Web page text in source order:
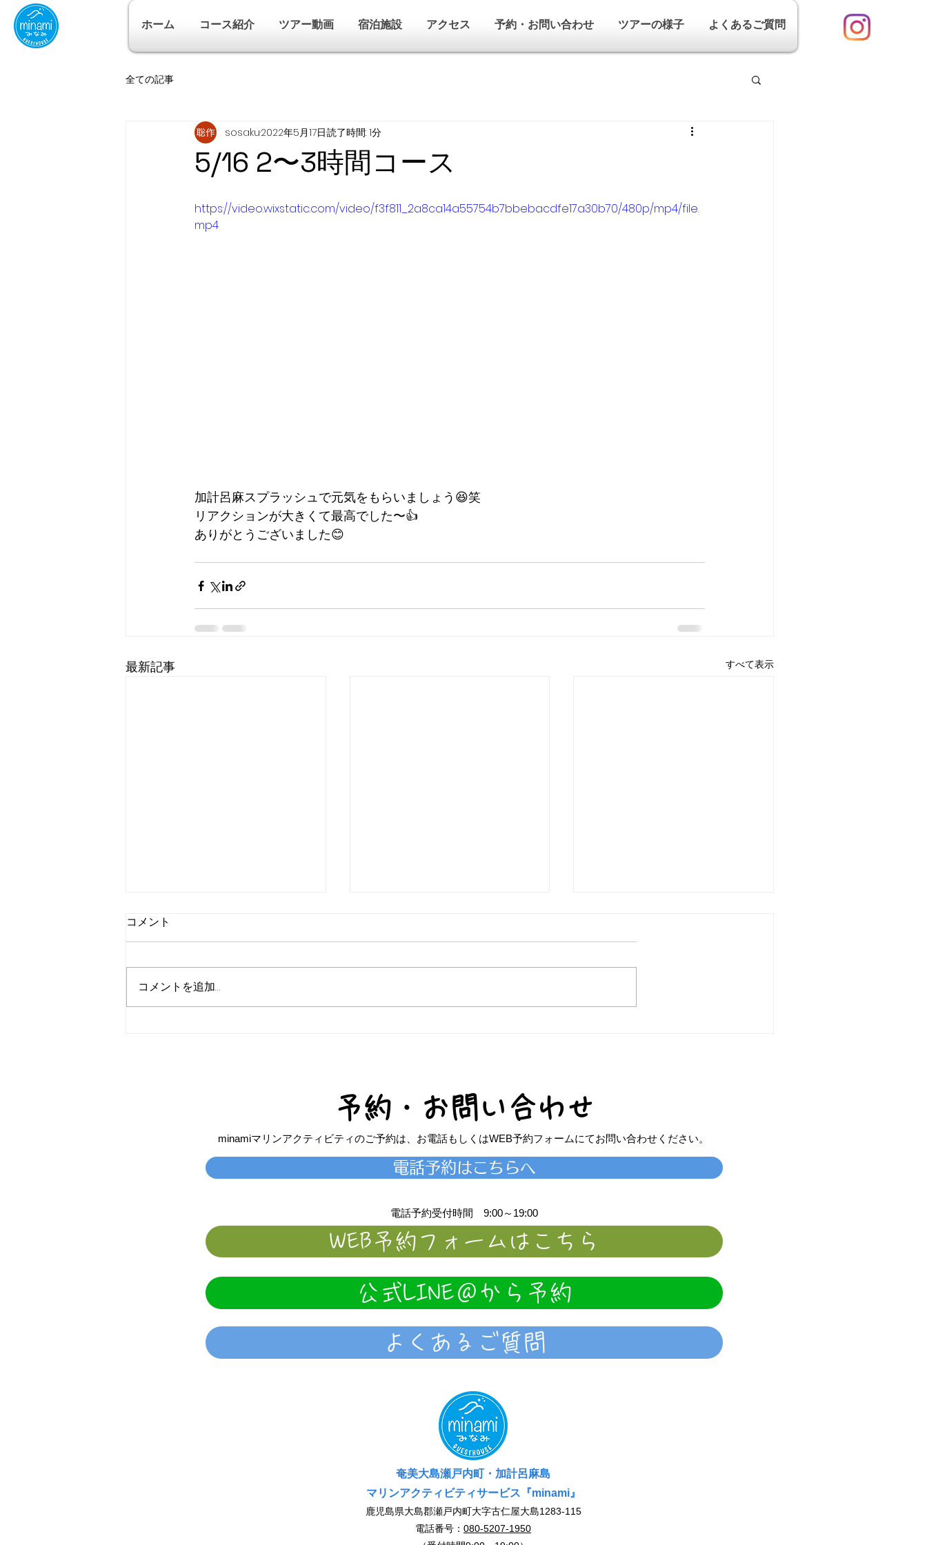
ホーム コース紹介 ツアー動画 宿泊施設 アクセス 予約・お問い合わせ ツアーの様子 よくあるご質問
全ての記事
5/16 2〜3時間コース
sosaku2022年5月17日読了時間: 1分
https://video.wixstatic.com/video/f3f811_2a8ca14a55754b7bbebacdfe17a30b70/480p/mp4/file.
mp4
加計呂麻スプラッシュで元気をもらいましょう😆笑
リアクションが大きくて最高でした〜👍
ありがとうございました😊
最新記事 すべて表示
7/1 ようやく梅雨明け
コメント
コメントを追加…
予約・お問い合わせ
minamiマリンアクティビティのご予約は、お電話もしくはWEB予約フォームにてお問い合わせください。​
電話予約はこちらへ
電話予約受付時間 9:00～19:00
WEB予約フォームはこちら
公式LINE＠から予約
よくあるご質問
奄美大島瀬戸内町・加計呂麻島
マリンアクティビティサービス『minami』
鹿児島県大島郡瀬戸内町大字古仁屋大島1283-115
電話番号： 080-5207-1950